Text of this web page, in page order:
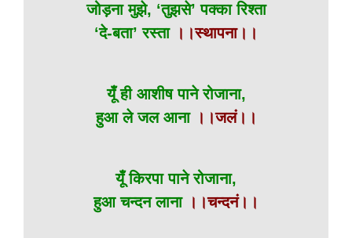
जोड़ना मुझे, ‘तुझसे’ पक्का रिश्ता
‘दे-बता’ रस्ता ।।स्थापना।।
यूँ ही आशीष पाने रोजाना,
हुआ ले जल आना ।।जलं।।
यूँ किरपा पाने रोजाना,
हुआ चन्दन लाना ।।चन्दनं।।